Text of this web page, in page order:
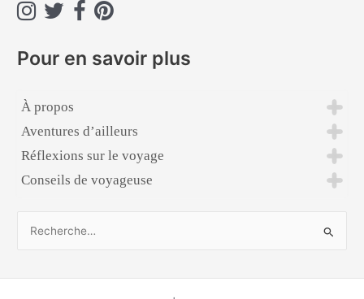
Pour en savoir plus
À propos
Aventures d’ailleurs
Réflexions sur le voyage
Conseils de voyageuse
c